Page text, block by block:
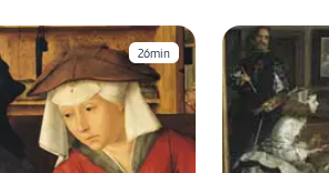
26min